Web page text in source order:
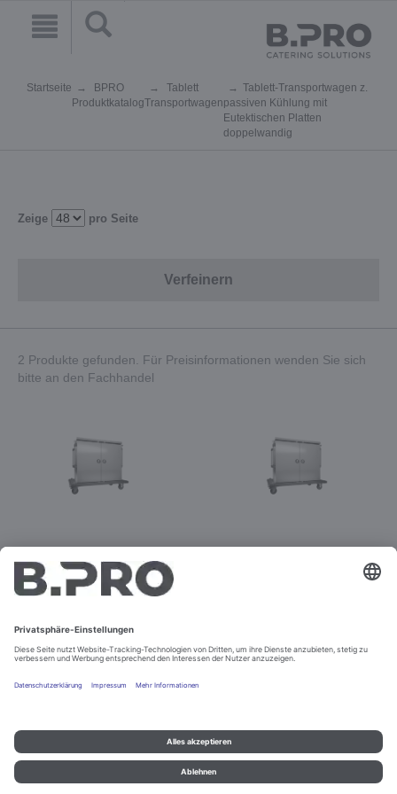
Startseite
BPRO
Produktkatalog
Tablett
Transportwagen
Tablett-Transportwagen z.
passiven Kühlung mit
Eutektischen Platten
doppelwandig
Zeige pro Seite
Verfeinern
2 Produkte gefunden. Für Preisinformationen wenden Sie sich
bitte an den Fachhandel
Best.-Nr. 575579
Impressum und Datenschutz Kontakt
Rechtliche Hinweise
© B.PRO Catering Solutions 2022